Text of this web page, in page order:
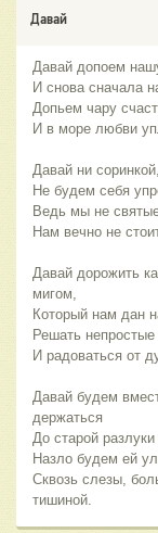
Давай
Давай допоем
И снова сначала
Допьем чару
И в море любви
Давай ни
Не будем себя
Ведь мы не
Нам вечно не
Давай дорожить
мигом,
Который нам дан
Решать непростые
И радоваться от
Давай будем
держаться
До старой разлуки
Назло будем ей
Сквозь слезы,
тишиной.